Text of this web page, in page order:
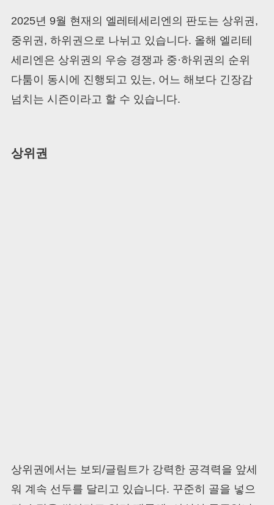
2025년 9월 현재의 엘레테세리엔의 판도는 상위권,
중위권, 하위권으로 나뉘고 있습니다. 올해 엘리테
세리엔은 상위권의 우승 경쟁과 중·하위권의 순위
다툼이 동시에 진행되고 있는, 어느 해보다 긴장감
넘치는 시즌이라고 할 수 있습니다.
상위권
상위권에서는 보되/글림트가 강력한 공격력을 앞세
워 계속 선두를 달리고 있습니다. 꾸준히 골을 넣으